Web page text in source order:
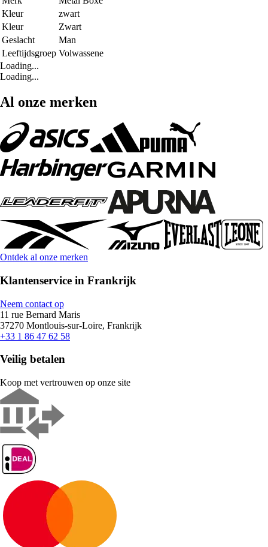
Kleur
zwart
Kleur
Zwart
Geslacht
Man
Leeftijdsgroep Volwassene
Loading...
Loading...
Al onze merken
Ontdek al onze merken
Klantenservice in Frankrijk
Neem contact op
11 rue Bernard Maris
37270 Montlouis-sur-Loire, Frankrijk
+33 1 86 47 62 58
Veilig betalen
Koop met vertrouwen op onze site